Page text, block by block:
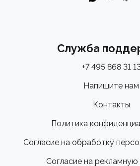
Служба
+7 495 868 31
Напишите нам
Контакты
Политика
Согласие на обработку
Согласие на рекламную